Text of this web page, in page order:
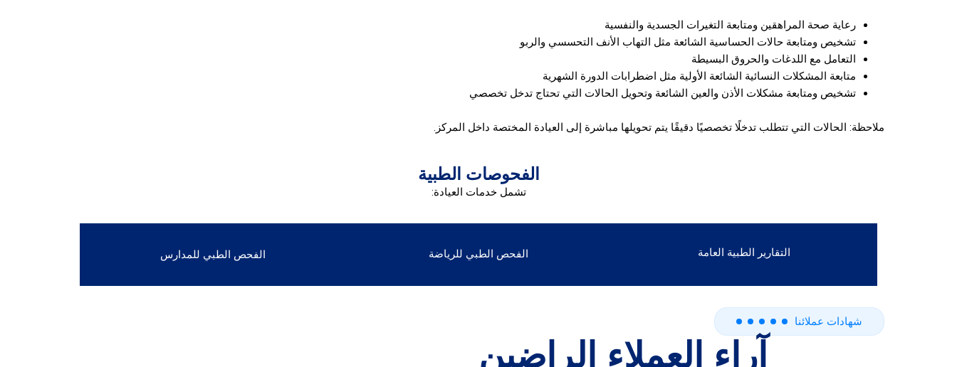
رعاية صحة المراهقين ومتابعة التغيرات الجسدية والنفسية
تشخيص ومتابعة حالات الحساسية الشائعة مثل التهاب الأنف التحسسي والربو
التعامل مع اللدغات والحروق البسيطة
متابعة المشكلات النسائية الشائعة الأولية مثل اضطرابات الدورة الشهرية
تشخيص ومتابعة مشكلات الأذن والعين الشائعة وتحويل الحالات التي تحتاج تدخل تخصصي
ملاحظة: الحالات التي تتطلب تدخلًا تخصصيًا دقيقًا يتم تحويلها مباشرة إلى العيادة المختصة داخل المركز.
الفحوصات الطبية
تشمل خدمات العيادة:
التقارير الطبية العامة الفحص الطبي للرياضة الفحص الطبي للمدارس
شهادات عملائنا
آراء العملاء الراضين